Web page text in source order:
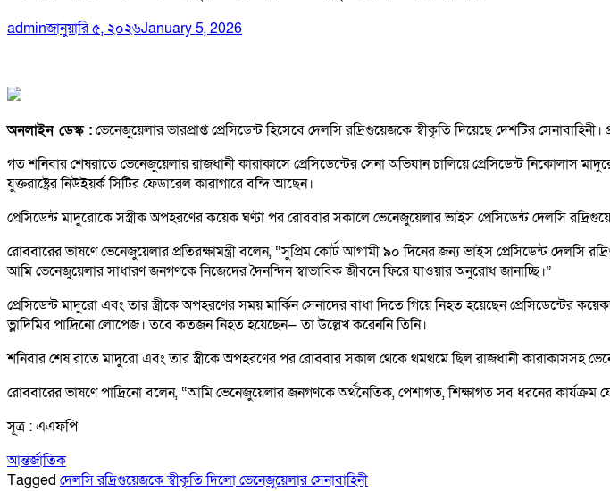
adminজানুয়ারি ৫, ২০২৬January 5, 2026
অনলাইন ডেস্ক :ভেনেজুয়েলার ভারপ্রাপ্ত প্রেসিডেন্ট হিসেবে দেলসি রদ্রিগুয়েজকে স্বীকৃতি দিয়েছে দেশটির
গত শনিবার শেষরাতে ভেনেজুয়েলার রাজধানী কারাকাসে প্রেসিডেন্টের সেনা অভিযান চালিয়ে প্রেসিডেন্ট নিকোলাস
যুক্তরাষ্ট্রের নিউইয়র্ক সিটির ফেডারেল কারাগারে বন্দি আছেন।
প্রেসিডেন্ট মাদুরোকে সস্ত্রীক অপহরণের কয়েক ঘণ্টা পর রোববার সকালে ভেনেজুয়েলার ভাইস প্রেসিডেন্ট দেলসি
রোববারের ভাষণে ভেনেজুয়েলার প্রতিরক্ষামন্ত্রী বলেন, “সুপ্রিম কোর্ট আগামী ৯০ দিনের জন্য ভাইস প্রেসিডেন্ট দেলসি
আমি ভেনেজুয়েলার সাধারণ জনগণকে নিজেদের দৈনন্দিন স্বাভাবিক জীবনে ফিরে যাওয়ার অনুরোধ জানাচ্ছি।”
প্রেসিডেন্ট মাদুরো এবং তার স্ত্রীকে অপহরণের সময় মার্কিন সেনাদের বাধা দিতে গিয়ে নিহত হয়েছেন প্রেসিডেন্টের
ভ্লাদিমির পাদ্রিনো লোপেজ। তবে কতজন নিহত হয়েছেন— তা উল্লেখ করেননি তিনি।
শনিবার শেষ রাতে মাদুরো এবং তার স্ত্রীকে অপহরণের পর রোববার সকাল থেকে থমথমে ছিল রাজধানী কারাকাসসহ
রোববারের ভাষণে পাদ্রিনো বলেন, “আমি ভেনেজুয়েলার জনগণকে অর্থনৈতিক, পেশাগত, শিক্ষাগত সব ধরনের
সূত্র : এএফপি
আন্তর্জাতিক
Tagged দেলসি রদ্রিগুয়েজকে স্বীকৃতি দিলো ভেনেজুয়েলার সেনাবাহিনী